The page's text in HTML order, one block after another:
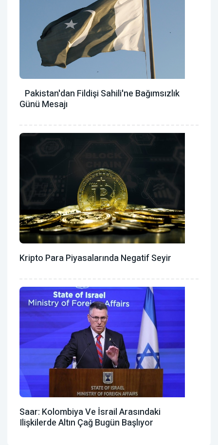
Pakistan'dan Fildişi Sahili'ne Bağımsızlık
Günü Mesajı
Kripto Para Piyasalarında Negatif Seyir
Saar: Kolombiya Ve İsrail Arasındaki
Ilişkilerde Altın Çağ Bugün Başlıyor